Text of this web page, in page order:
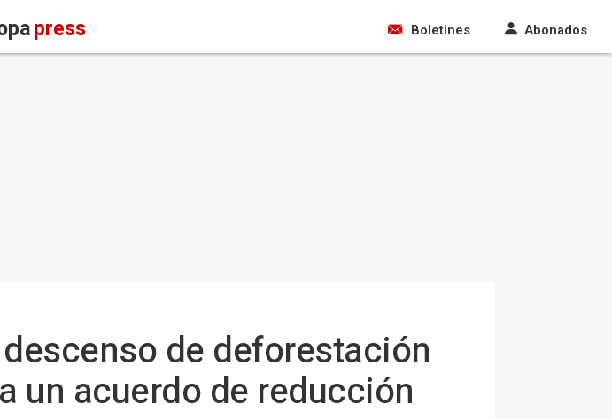
press Boletines Abonados
de deforestación
un acuerdo de reducción